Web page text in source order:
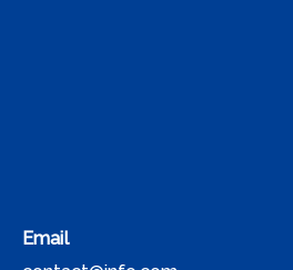
Email